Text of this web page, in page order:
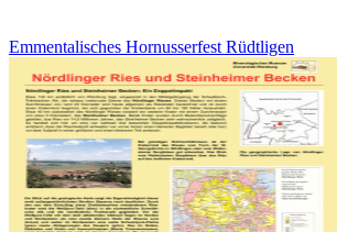
Emmentalisches Hornusserfest Rüdtligen